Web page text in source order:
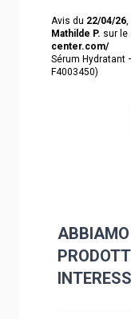
Avis du 22/04/26
Mathilde P. sur le
center.com/
Sérum Hydratant
F4003450)